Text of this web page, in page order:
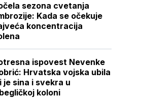
sezona cvetanja
Kada se očekuje
koncentracija
ispovest Nevenke
Hrvatska vojska ubila
je sina i svekra u
koloni